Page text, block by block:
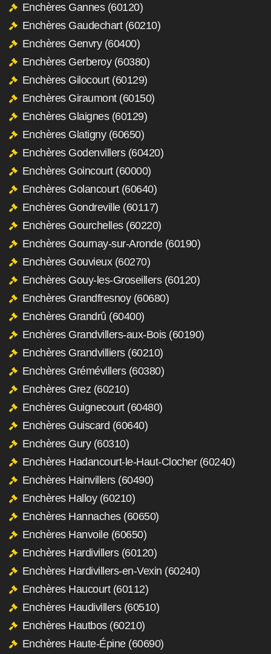
Enchères Gannes (60120)
Enchères Gaudechart (60210)
Enchères Genvry (60400)
Enchères Gerberoy (60380)
Enchères Gilocourt (60129)
Enchères Giraumont (60150)
Enchères Glaignes (60129)
Enchères Glatigny (60650)
Enchères Godenvillers (60420)
Enchères Goincourt (60000)
Enchères Golancourt (60640)
Enchères Gondreville (60117)
Enchères Gourchelles (60220)
Enchères Gournay-sur-Aronde (60190)
Enchères Gouvieux (60270)
Enchères Gouy-les-Groseillers (60120)
Enchères Grandfresnoy (60680)
Enchères Grandrû (60400)
Enchères Grandvillers-aux-Bois (60190)
Enchères Grandvilliers (60210)
Enchères Grémévillers (60380)
Enchères Grez (60210)
Enchères Guignecourt (60480)
Enchères Guiscard (60640)
Enchères Gury (60310)
Enchères Hadancourt-le-Haut-Clocher (60240)
Enchères Hainvillers (60490)
Enchères Halloy (60210)
Enchères Hannaches (60650)
Enchères Hanvoile (60650)
Enchères Hardivillers (60120)
Enchères Hardivillers-en-Vexin (60240)
Enchères Haucourt (60112)
Enchères Haudivillers (60510)
Enchères Hautbos (60210)
Enchères Haute-Épine (60690)